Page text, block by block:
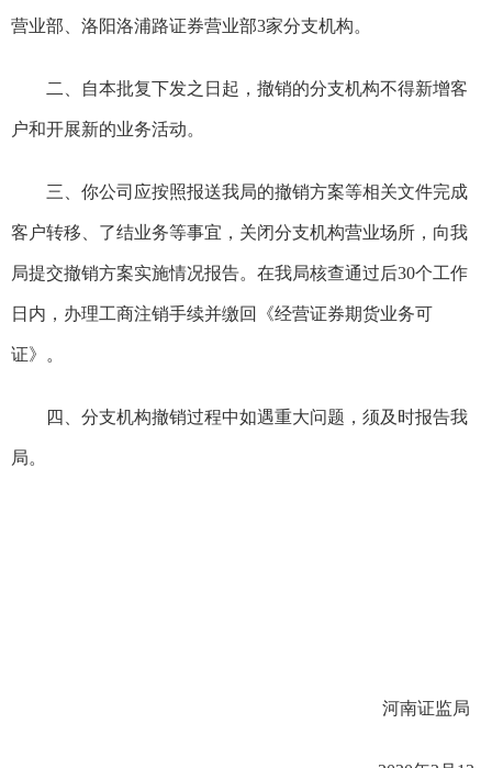
营业部、洛阳洛浦路证券营业部3家分支机构。
二、自本批复下发之日起，撤销的分支机构不得新增客
户和开展新的业务活动。
三、你公司应按照报送我局的撤销方案等相关文件完成
客户转移、了结业务等事宜，关闭分支机构营业场所，向我
局提交撤销方案实施情况报告。在我局核查通过后30个工作
日内，办理工商注销手续并缴回《经营证券期货业务可
证》。
四、分支机构撤销过程中如遇重大问题，须及时报告我
局。
河南证监局